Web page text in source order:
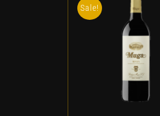
Sale!
ADD TO CART /